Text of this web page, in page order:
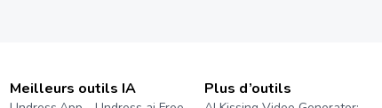
Meilleurs outils IA Plus d’outils